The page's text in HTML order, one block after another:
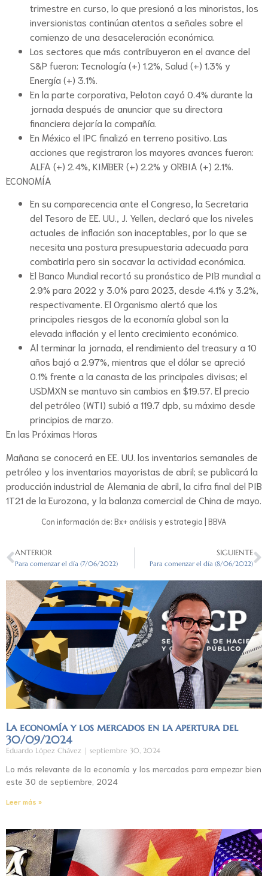
trimestre en curso, lo que presionó a las minoristas, los
inversionistas continúan atentos a señales sobre el
comienzo de una desaceleración económica.
Los sectores que más contribuyeron en el avance del
S&P fueron: Tecnología (+) 1.2%, Salud (+) 1.3% y
Energía (+) 3.1%.
En la parte corporativa, Peloton cayó 0.4% durante la
jornada después de anunciar que su directora
financiera dejaría la compañía.
En México el IPC finalizó en terreno positivo. Las
acciones que registraron los mayores avances fueron:
ALFA (+) 2.4%, KIMBER (+) 2.2% y ORBIA (+) 2.1%.
ECONOMÍA
En su comparecencia ante el Congreso, la Secretaria
del Tesoro de EE. UU., J. Yellen, declaró que los niveles
actuales de inflación son inaceptables, por lo que se
necesita una postura presupuestaria adecuada para
combatirla pero sin socavar la actividad económica.
El Banco Mundial recortó su pronóstico de PIB mundial a
2.9% para 2022 y 3.0% para 2023, desde 4.1% y 3.2%,
respectivamente. El Organismo alertó que los
principales riesgos de la economía global son la
elevada inflación y el lento crecimiento económico.
Al terminar la jornada, el rendimiento del treasury a 10
años bajó a 2.97%, mientras que el dólar se apreció
0.1% frente a la canasta de las principales divisas; el
USDMXN se mantuvo sin cambios en $19.57. El precio
del petróleo (WTI) subió a 119.7 dpb, su máximo desde
principios de marzo.
En las Próximas Horas
Mañana se conocerá en EE. UU. los inventarios semanales de
petróleo y los inventarios mayoristas de abril; se publicará la
producción industrial de Alemania de abril, la cifra final del PIB
1T21 de la Eurozona, y la balanza comercial de China de mayo.
Con información de: Bx+ análisis y estrategia | BBVA
ANTERIOR
Para comenzar el día (7/06/2022)
SIGUIENTE
Para comenzar el día (8/06/2022)
La economía y los mercados en la apertura del
30/09/2024
Eduardo López Chávez septiembre 30, 2024
Lo más relevante de la economía y los mercados para empezar bien
este 30 de septiembre, 2024
Leer más »